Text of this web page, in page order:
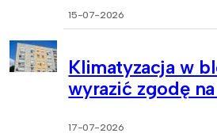
15-07-2026
Klimatyzacja w
wyrazić zgodę
17-07-2026